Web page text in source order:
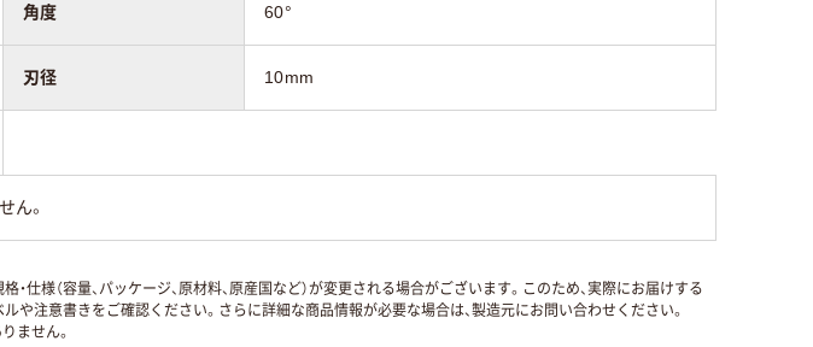
角度 60°
刃径 10mm
ん。
様（容量、パッケージ、原材料、原産国など）が変更される場合がございます。このため、実際にお届けする
注意書きをご確認ください。さらに詳細な商品情報が必要な場合は、製造元にお問い合わせください。
ません。